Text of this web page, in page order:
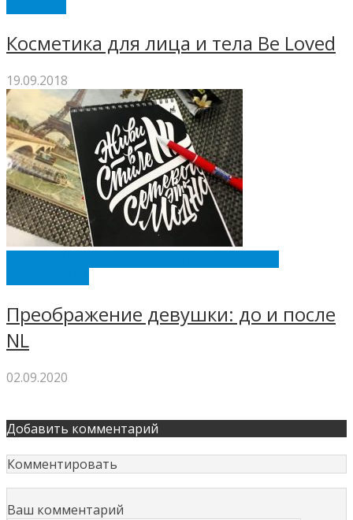
Косметика для лица и тела Be Loved
19.09.2018
Преображение девушки: до и после
NL
02.09.2020
Добавить комментарий
Комментировать
Ваш комментарий